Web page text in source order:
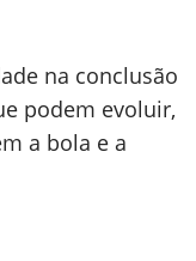
na conclusão
podem evoluir,
a bola e a